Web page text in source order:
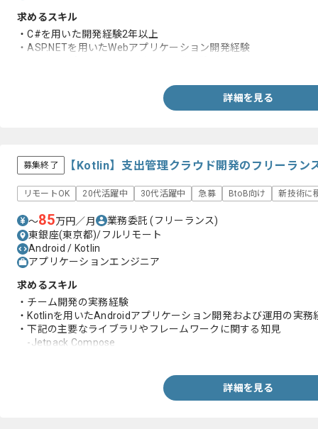
求めるスキル
・C#を用いた開発経験2年以上
・ASP.NETを用いたWebアプリケーション開発経験
詳細を見る
募集終了 【Kotlin】支出管理クラウド開発のフリーラン
リモートOK 20代活躍中 30代活躍中 急募 BtoB向け 新技術に
〜85万円／月 業務委託(フリーランス)
東銀座(東京都)/フルリモート
Android / Kotlin
アプリケーションエンジニア
求めるスキル
・チーム開発の実務経験
・Kotlinを用いたAndroidアプリケーション開発および運用の実務
・下記の主要なライブラリやフレームワークに関する知見
-Jetpack Compose
・要件定義フェーズからのプロダクト開発の経験詳細を見る